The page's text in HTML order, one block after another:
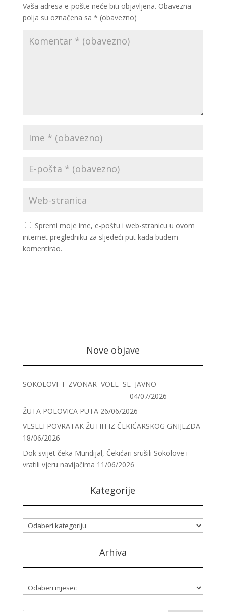
Vaša adresa e-pošte neće biti objavljena. Obavezna
polja su označena sa * (obavezno)
Spremi moje ime, e-poštu i web-stranicu u ovom
internet pregledniku za sljedeći put kada budem
komentirao.
Nove objave
SOKOLOVI I ZVONAR VOLE SE JAVNO
04/07/2026
ŽUTA POLOVICA PUTA 26/06/2026
VESELI POVRATAK ŽUTIH IZ ČEKIĆARSKOG GNIJEZDA
18/06/2026
Dok svijet čeka Mundijal, Čekićari srušili Sokolove i
vratili vjeru navijačima 11/06/2026
Kategorije
Kategorije
Arhiva
Arhiva